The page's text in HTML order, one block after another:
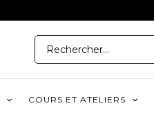
Recherche
pour:
COURS ET ATELIERS